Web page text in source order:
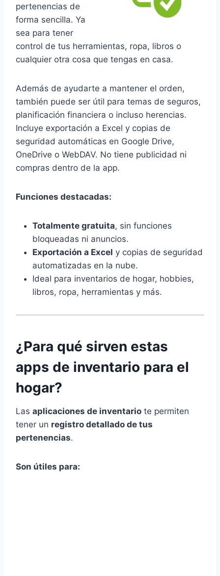
pertenencias de
forma sencilla. Ya
sea para tener
control de tus herramientas, ropa, libros o
cualquier otra cosa que tengas en casa.
Además de ayudarte a mantener el orden,
también puede ser útil para temas de seguros,
planificación financiera o incluso herencias.
Incluye exportación a Excel y copias de
seguridad automáticas en Google Drive,
OneDrive o WebDAV. No tiene publicidad ni
compras dentro de la app.
Funciones destacadas:
Totalmente gratuita, sin funciones
bloqueadas ni anuncios.
Exportación a Excel y copias de seguridad
automatizadas en la nube.
Ideal para inventarios de hogar, hobbies,
libros, ropa, herramientas y más.
¿Para qué sirven estas
apps de inventario para el
hogar?
Las aplicaciones de inventario te permiten
tener un registro detallado de tus
pertenencias.
Son útiles para: